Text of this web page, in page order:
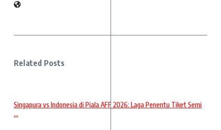
Related Posts
Singapura vs Indonesia di Piala AFF 2026: Laga Penentu Tiket Semi
...